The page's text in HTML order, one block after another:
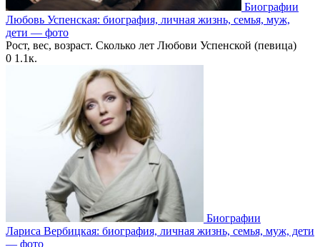
Биографии
Любовь Успенская: биография, личная жизнь, семья, муж,
дети — фото
Рост, вес, возраст. Сколько лет Любови Успенской (певица)
0 1.1к.
Биографии
Лариса Вербицкая: биография, личная жизнь, семья, муж, дети
— фото